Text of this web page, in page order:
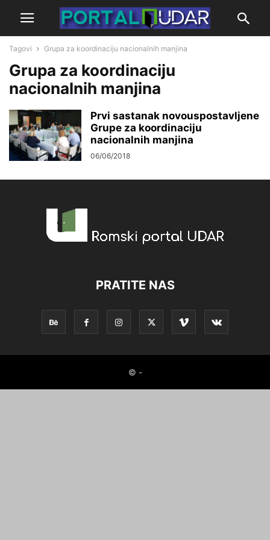
Tagovi Grupa za koordinaciju nacionalnih manjina
Grupa za koordinaciju
nacionalnih manjina
Prvi sastanak novouspostavljene
Grupe za koordinaciju
nacionalnih manjina
06/06/2018
PRATITE NAS
© -